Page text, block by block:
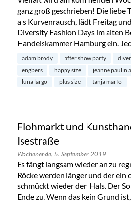
ganz groß geschrieben! Die liebe
als Kurvenrausch, lädt Freitag
Diversity Fashion Days im alten
Handelskammer Hamburg ein.
adam brody after show party
engbers
happy size jeanne paulin
luna largo
plus size tanja marfo
Flohmarkt und
Isestraße
Wochenende, 5. September 2019
Es fängt langsam wieder an zu
Röcke werden länger und der ein
schmückt wieder den Hals. Der
Ende zu. Wenn das kein Grund